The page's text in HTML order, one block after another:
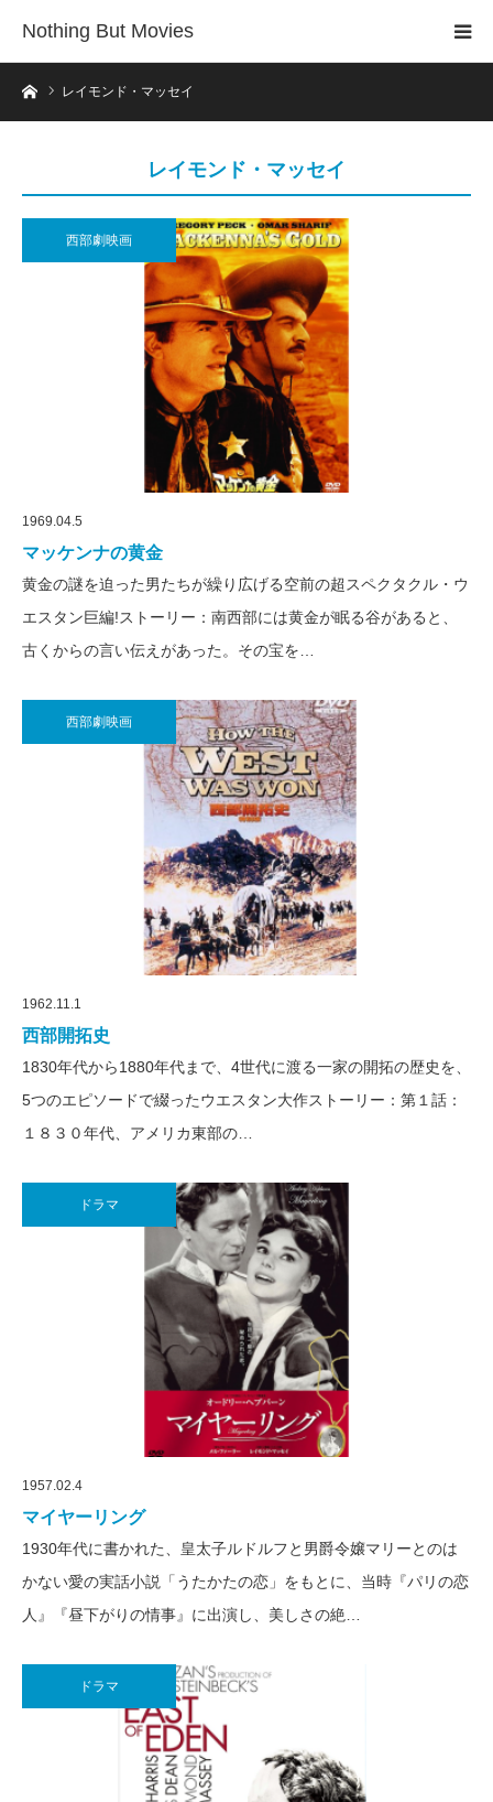
Nothing But Movies
ホームレイモンド・マッセイ
レイモンド・マッセイ
西部劇映画
1969.04.5
マッケンナの黄金
黄金の謎を迫った男たちが繰り広げる空前の超スペクタクル・ウ
エスタン巨編!ストーリー：南西部には黄金が眠る谷があると、
古くからの言い伝えがあった。その宝を…
西部劇映画
1962.11.1
西部開拓史
1830年代から1880年代まで、4世代に渡る一家の開拓の歴史を、
5つのエピソードで綴ったウエスタン大作ストーリー：第１話：
１８３０年代、アメリカ東部の…
ドラマ
1957.02.4
マイヤーリング
1930年代に書かれた、皇太子ルドルフと男爵令嬢マリーとのは
かない愛の実話小説「うたかたの恋」をもとに、当時『パリの恋
人』『昼下がりの情事』に出演し、美しさの絶…
ドラマ